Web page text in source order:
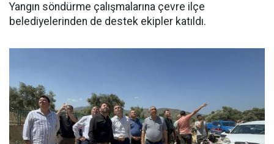
Yangın söndürme çalışmalarına çevre ilçe
belediyelerinden de destek ekipler katıldı.